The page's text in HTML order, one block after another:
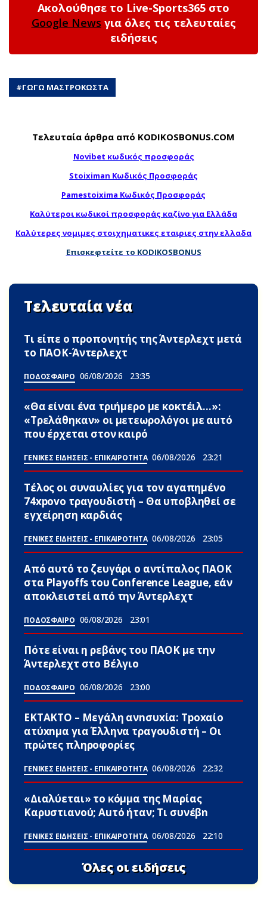
Ακολούθησε το Live-Sports365 στο
Google News για όλες τις τελευταίες
ειδήσεις
#ΓΩΓΩ ΜΑΣΤΡΟΚΩΣΤΑ
Τελευταία άρθρα από KODIKOSBONUS.COM
Novibet κωδικός προσφοράς
Stoiximan Κωδικός Προσφοράς
Pamestoixima Κωδικός Προσφοράς
Καλύτεροι κωδικοί προσφοράς καζίνο για Ελλάδα
Καλύτερες νομιμες στοιχηματικες εταιριες στην ελλαδα
Επισκεφτείτε το KODIKOSBONUS
Τελευταία νέα
Τι είπε ο προπονητής της Άντερλεχτ μετά
το ΠΑΟΚ-Άντερλεχτ
ΠΟΔΟΣΦΑΙΡΟ 06/08/2026 23:35
«Θα είναι ένα τριήμερο με κοκτέιλ…»:
«Τρελάθηκαν» οι μετεωρολόγοι με αuτό
που έρχεται στον καιρό
ΓΕΝΙΚΕΣ ΕΙΔΗΣΕΙΣ - ΕΠΙΚΑΙΡΟΤΗΤΑ 06/08/2026 23:21
Τέλος οι συναυλίες για τον αγαπημένο
74xpovo τραγουδιστή – Θα υποβληθεί σε
εγχείρηση καρδιάς
ΓΕΝΙΚΕΣ ΕΙΔΗΣΕΙΣ - ΕΠΙΚΑΙΡΟΤΗΤΑ 06/08/2026 23:05
Από αυτό το ζευγάρι ο αντίπαλος ΠΑΟΚ
στα Playoffs του Conference League, εάν
αποκλειστεί από την Άντερλεχτ
ΠΟΔΟΣΦΑΙΡΟ 06/08/2026 23:01
Πότε είναι η ρεβάνς του ΠΑΟΚ με την
Άντερλεχτ στο Βέλγιο
ΠΟΔΟΣΦΑΙΡΟ 06/08/2026 23:00
ΕΚΤΑΚΤΟ – Μεγάλη ανnσυxία: Τpοxαίο
ατύxnμα για Έλληνα τραγουδιστή – Οι
πρώτες πληροφορίες
ΓΕΝΙΚΕΣ ΕΙΔΗΣΕΙΣ - ΕΠΙΚΑΙΡΟΤΗΤΑ 06/08/2026 22:32
«Διαλύεται» το κόμμα της Μαρίας
Καρυστιανού; Αuτό ήταν; Τι συνέβn
ΓΕΝΙΚΕΣ ΕΙΔΗΣΕΙΣ - ΕΠΙΚΑΙΡΟΤΗΤΑ 06/08/2026 22:10
Όλες οι ειδήσεις